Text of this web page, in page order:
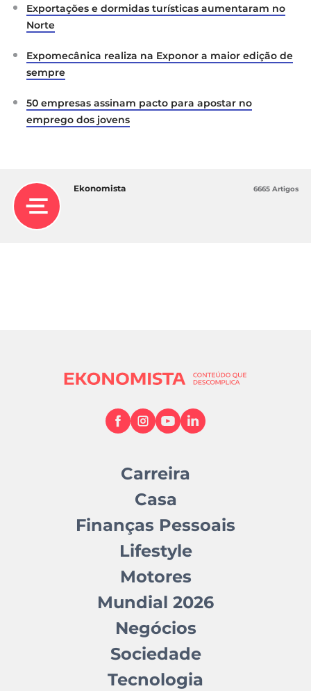
Exportações e dormidas turísticas aumentaram no
Norte
Expomecânica realiza na Exponor a maior edição de
sempre
50 empresas assinam pacto para apostar no
emprego dos jovens
Ekonomista 6665 Artigos
Carreira
Casa
Finanças Pessoais
Lifestyle
Motores
Mundial 2026
Negócios
Sociedade
Tecnologia